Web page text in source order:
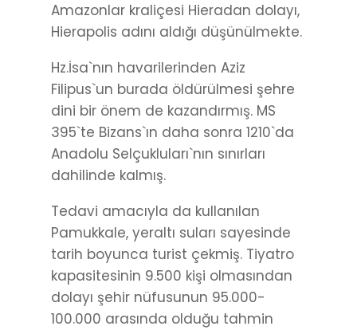
Amazonlar kraliçesi Hieradan dolayı,
Hierapolis adını aldığı düşünülmekte.
Hz.İsa`nın havarilerinden Aziz
Filipus`un burada öldürülmesi şehre
dini bir önem de kazandırmış. MS
395`te Bizans`ın daha sonra 1210`da
Anadolu Selçukluları`nın sınırları
dahilinde kalmış.
Tedavi amacıyla da kullanılan
Pamukkale, yeraltı suları sayesinde
tarih boyunca turist çekmiş. Tiyatro
kapasitesinin 9.500 kişi olmasından
dolayı şehir nüfusunun 95.000-
100.000 arasında olduğu tahmin